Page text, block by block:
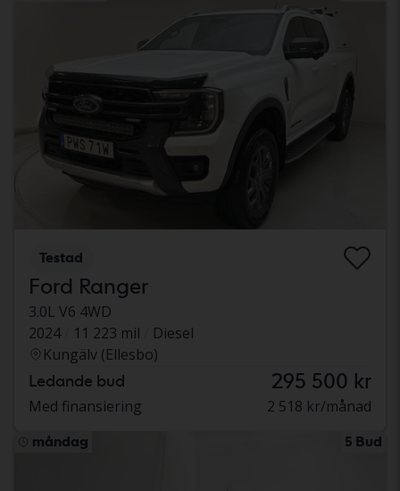
Testad
Ford Ranger
3.0L V6 4WD
2024
11 223 mil
Diesel
Kungälv (Ellesbo)
Ledande bud 295 500 kr
Med finansiering 2 518 kr/månad
måndag 5 Bud